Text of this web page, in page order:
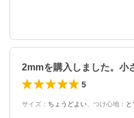
5
サイズ ： ちょうどよい つけ心地 ：